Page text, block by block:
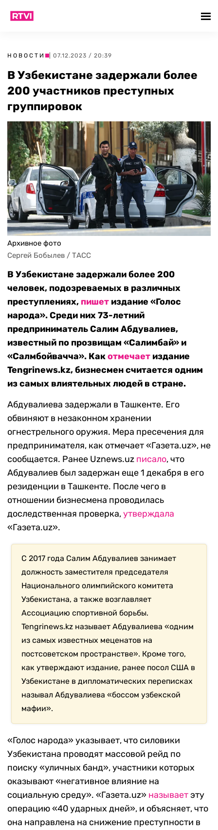
НОВОСТИ | 07.12.2023 / 20:39
В Узбекистане задержали более
200 участников преступных
группировок
Архивное фото
Сергей Бобылев / ТАСС
В Узбекистане задержали более 200
человек, подозреваемых в различных
преступлениях, пишет издание «Голос
народа». Среди них 73-летний
предприниматель Салим Абдувалиев,
известный по прозвищам «Салимбай» и
«Салмбойвачча». Какотмечает издание
Tengrinews.kz, бизнесмен считается одним
из самых влиятельных людей в стране.
Абдувалиева задержали в Ташкенте. Его
обвиняют в незаконном хранении
огнестрельного оружия. Мера пресечения для
предпринимателя, как отмечает «Газета.uz», не
сообщается. Ранее Uznews.uz писало, что
Абдувалиев был задержан еще 1 декабря в его
резиденции в Ташкенте. После чего в
отношении бизнесмена проводилась
доследственная проверка,утверждала
«Газета.uz».
С 2017 года Салим Абдувалиев занимает
должность заместителя председателя
Национального олимпийского комитета
Узбекистана, а также возглавляет
Ассоциацию спортивной борьбы.
Tengrinews.kz называет Абдувалиева «одним
из самых известных меценатов на
постсоветском пространстве». Кроме того,
как утверждают издание, ранее посол США в
Узбекистане в дипломатических переписках
называл Абдувалиева «боссом узбекской
мафии».
«Голос народа» указывает, что силовики
Узбекистана проводят массовой рейд по
поиску «уличных банд», участники которых
оказывают «негативное влияние на
социальную среду». «Газета.uz» называет эту
операцию «40 ударных дней», и объясняет, что
она направлена на снижение преступности в